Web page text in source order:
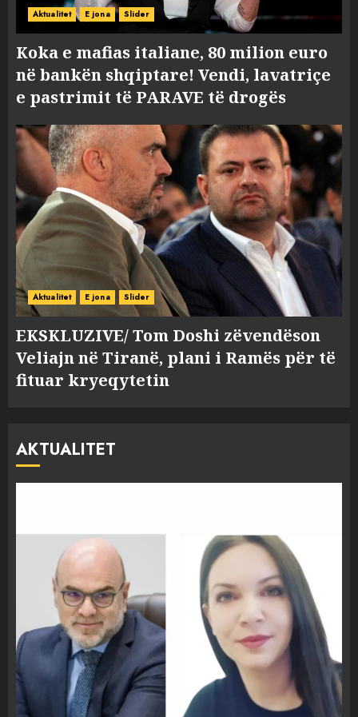
Aktualitet E jona Slider
Koka e mafias italiane, 80 milion euro
në bankën shqiptare! Vendi, lavatriçe
e pastrimit të PARAVE të drogës
Aktualitet E jona Slider
EKSKLUZIVE/ Tom Doshi zëvendëson
Veliajn në Tiranë, plani i Ramës për të
fituar kryeqytetin
AKTUALITET